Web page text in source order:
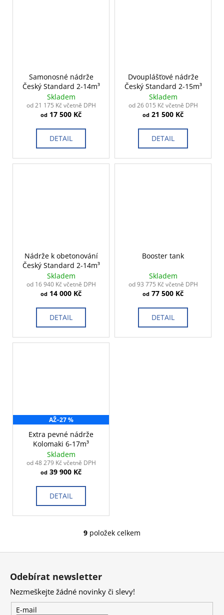
Samonosné nádrže
Český Standard 2-14m³
Skladem
od 21 175 Kč včetně DPH
od 17 500 Kč
DETAIL
Dvouplášťové nádrže
Český Standard 2-15m³
Skladem
od 26 015 Kč včetně DPH
od 21 500 Kč
DETAIL
Nádrže k obetonování
Český Standard 2-14m³
Skladem
od 16 940 Kč včetně DPH
od 14 000 Kč
DETAIL
Booster tank
Skladem
od 93 775 Kč včetně DPH
od 77 500 Kč
DETAIL
AŽ–27 %
Extra pevné nádrže
Kolomaki 6-17m³
Skladem
od 48 279 Kč včetně DPH
od 39 900 Kč
DETAIL
O
a
c
9 položek celkem
Z
Odebírat newsletter
Nezmeškejte žádné novinky či slevy!
E-mail